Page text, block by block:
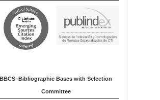
BBCS–Bibliographic Bases with Selection
Committee